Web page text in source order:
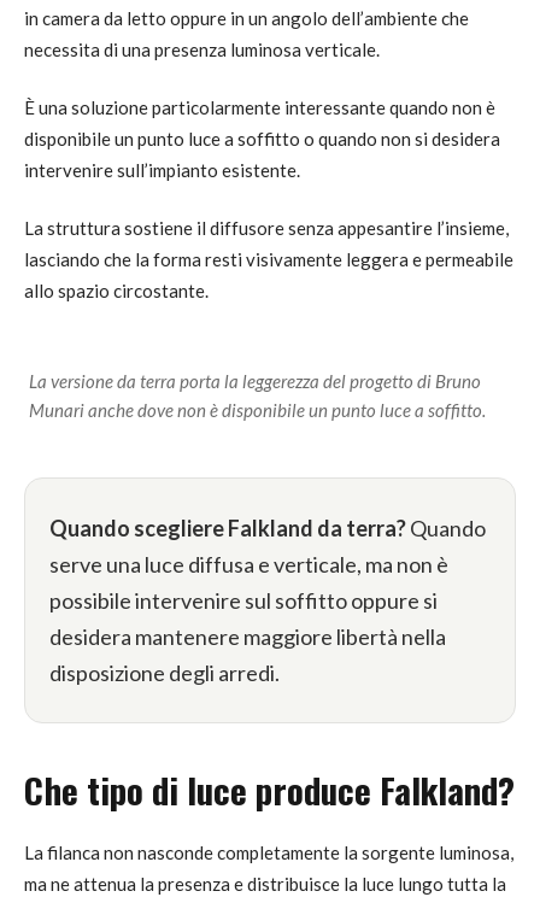
in camera da letto oppure in un angolo dell’ambiente che
necessita di una presenza luminosa verticale.
È una soluzione particolarmente interessante quando non è
disponibile un punto luce a soffitto o quando non si desidera
intervenire sull’impianto esistente.
La struttura sostiene il diffusore senza appesantire l’insieme,
lasciando che la forma resti visivamente leggera e permeabile
allo spazio circostante.
La versione da terra porta la leggerezza del progetto di Bruno
Munari anche dove non è disponibile un punto luce a soffitto.
Quando scegliere Falkland da terra?Quando
serve una luce diffusa e verticale, ma non è
possibile intervenire sul soffitto oppure si
desidera mantenere maggiore libertà nella
disposizione degli arredi.
Che tipo di luce produce Falkland?
La filanca non nasconde completamente la sorgente luminosa,
ma ne attenua la presenza e distribuisce la luce lungo tutta la